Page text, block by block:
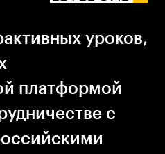
уроков,
платформой
с